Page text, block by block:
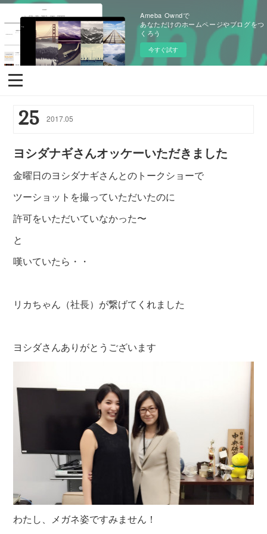
Ameba Owndで
あなただけのホームページやブログをつ
くろう
今すぐ試す
25 2017.05
ヨシダナギさんオッケーいただきました
金曜日のヨシダナギさんとのトークショーで
ツーショットを撮っていただいたのに
許可をいただいていなかった〜
と
嘆いていたら・・
リカちゃん（社長）が繋げてくれました
ヨシダさんありがとうございます
わたし、メガネ姿ですみません！